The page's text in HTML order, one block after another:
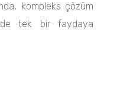
kompleks çözüm
tek bir faydaya